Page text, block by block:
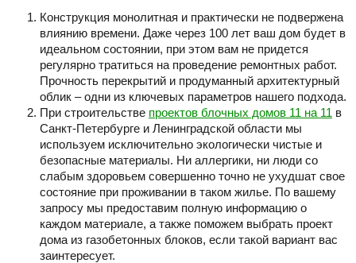
Конструкция монолитная и практически не подвержена
влиянию времени. Даже через 100 лет ваш дом будет в
идеальном состоянии, при этом вам не придется
регулярно тратиться на проведение ремонтных работ.
Прочность перекрытий и продуманный архитектурный
облик – одни из ключевых параметров нашего подхода.
При строительстве проектов блочных домов 11 на 11 в
Санкт-Петербурге и Ленинградской области мы
используем исключительно экологически чистые и
безопасные материалы. Ни аллергики, ни люди со
слабым здоровьем совершенно точно не ухудшат свое
состояние при проживании в таком жилье. По вашему
запросу мы предоставим полную информацию о
каждом материале, а также поможем выбрать проект
дома из газобетонных блоков, если такой вариант вас
заинтересует.